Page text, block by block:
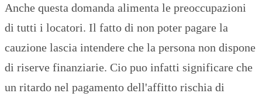
Anche questa domanda alimenta le preoccupazioni
di tutti i locatori. Il fatto di non poter pagare la
cauzione lascia intendere che la persona non dispone
di riserve finanziarie. Cio puo infatti significare che
un ritardo nel pagamento dell'affitto rischia di